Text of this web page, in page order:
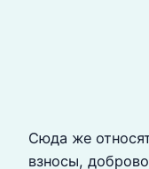
Сюда же
взносы,